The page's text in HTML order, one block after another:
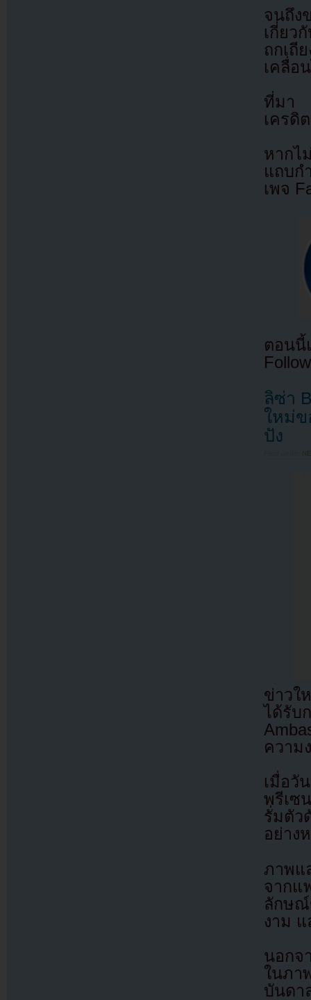
จนถึง
เกี่ยว
ถกเถี
เคลื่อ
ที่มา
เครดิ
หากไ
แถบก
เพจ
ตอนนี้
ลิซ่า
ใหม่ข
ปัง
ข่าวใ
ได้รั
ความ
เมื่อวั
พรีเซ
รั่มตัว
อย่าง
ภาพแ
จากแ
ลักษณ์
งาม
นอกจ
ในภ
บันดา